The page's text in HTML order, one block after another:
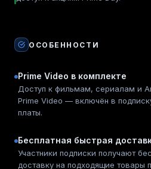
ОСОБЕННОСТИ
Prime Video в комплекте
Доступ к фильмам, сериалам и
Prime Video — включён в
платы.
Бесплатная быстрая
Участники подписки получают
доставку на подходящие товары